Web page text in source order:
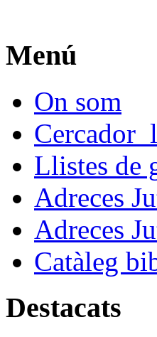
Menú
On som
Cercador
Llistes de
Adreces
Adreces
Catàleg
Destacats